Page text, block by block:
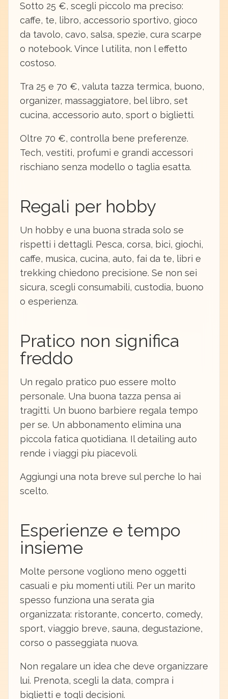
Sotto 25 €, scegli piccolo ma preciso:
caffe, te, libro, accessorio sportivo, gioco
da tavolo, cavo, salsa, spezie, cura scarpe
o notebook. Vince l utilita, non l effetto
costoso.
Tra 25 e 70 €, valuta tazza termica, buono,
organizer, massaggiatore, bel libro, set
cucina, accessorio auto, sport o biglietti.
Oltre 70 €, controlla bene preferenze.
Tech, vestiti, profumi e grandi accessori
rischiano senza modello o taglia esatta.
Regali per hobby
Un hobby e una buona strada solo se
rispetti i dettagli. Pesca, corsa, bici, giochi,
caffe, musica, cucina, auto, fai da te, libri e
trekking chiedono precisione. Se non sei
sicura, scegli consumabili, custodia, buono
o esperienza.
Pratico non significa
freddo
Un regalo pratico puo essere molto
personale. Una buona tazza pensa ai
tragitti. Un buono barbiere regala tempo
per se. Un abbonamento elimina una
piccola fatica quotidiana. Il detailing auto
rende i viaggi piu piacevoli.
Aggiungi una nota breve sul perche lo hai
scelto.
Esperienze e tempo
insieme
Molte persone vogliono meno oggetti
casuali e piu momenti utili. Per un marito
spesso funziona una serata gia
organizzata: ristorante, concerto, comedy,
sport, viaggio breve, sauna, degustazione,
corso o passeggiata nuova.
Non regalare un idea che deve organizzare
lui. Prenota, scegli la data, compra i
biglietti e togli decisioni.